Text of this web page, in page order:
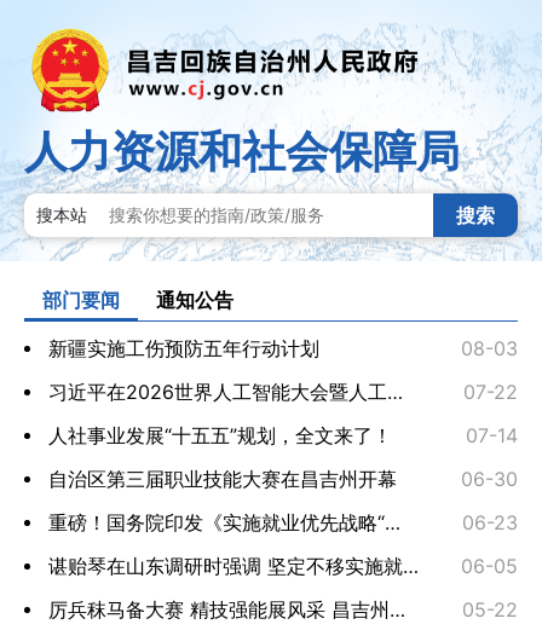
人力资源和社会保障局
搜本站 搜索
部门要闻
通知公告
新疆实施工伤预防五年行动计划
08-03
习近平在2026世界人工智能大会暨人工智能全球治理高...
07-22
人社事业发展“十五五”规划，全文来了！
07-14
自治区第三届职业技能大赛在昌吉州开幕
06-30
重磅！国务院印发《实施就业优先战略“十五五”规划》
06-23
谌贻琴在山东调研时强调 坚定不移实施就业优先战略 ...
06-05
厉兵秣马备大赛 精技强能展风采 昌吉州全力备战自治...
05-22